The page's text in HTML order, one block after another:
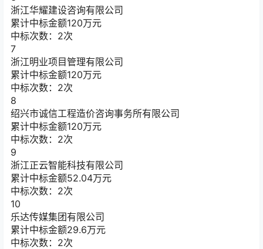
浙江华耀建设咨询有限公司
累计中标金额120万元
中标次数：2次
7
浙江明业项目管理有限公司
累计中标金额120万元
中标次数：2次
8
绍兴市诚信工程造价咨询事务所有限公司
累计中标金额120万元
中标次数：2次
9
浙江正云智能科技有限公司
累计中标金额52.04万元
中标次数：2次
10
乐达传媒集团有限公司
累计中标金额29.6万元
中标次数：2次